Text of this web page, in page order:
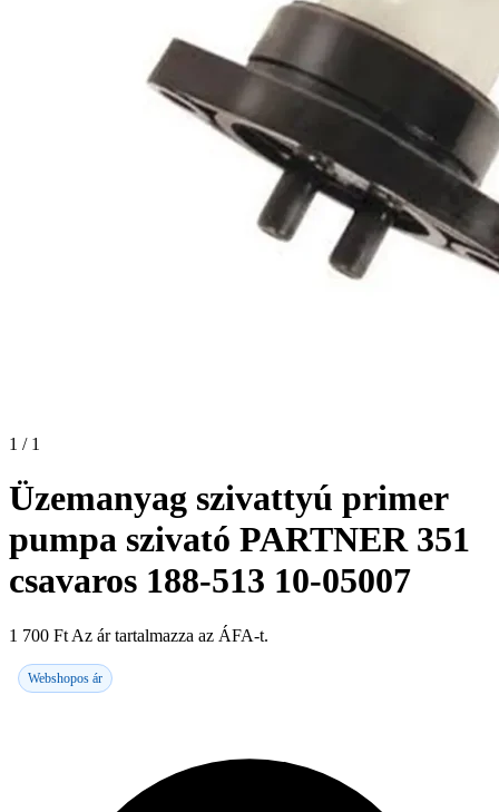
1 / 1
Üzemanyag szivattyú primer
pumpa szivató PARTNER 351
csavaros 188-513 10-05007
1 700 Ft Az ár tartalmazza az ÁFA-t.
Webshopos ár